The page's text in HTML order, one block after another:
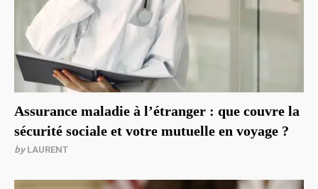
Assurance maladie à l’étranger : que couvre la
sécurité sociale et votre mutuelle en voyage ?
byLAURENT